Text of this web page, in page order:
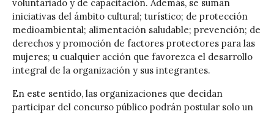
voluntariado y de capacitación. Además, se suman
iniciativas del ámbito cultural; turístico; de protección
medioambiental; alimentación saludable; prevención; de
derechos y promoción de factores protectores para las
mujeres; u cualquier acción que favorezca el desarrollo
integral de la organización y sus integrantes.
En este sentido, las organizaciones que decidan
participar del concurso público podrán postular solo un